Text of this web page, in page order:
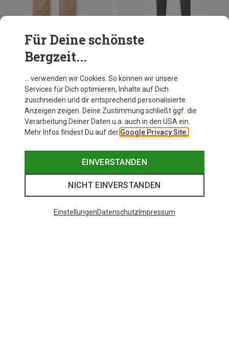
Du sparst 20%
Für Deine schönste
Bergzeit...
… verwenden wir Cookies. So können wir unsere
Services für Dich optimieren, Inhalte auf Dich
zuschneiden und dir entsprechend personalisierte
Anzeigen zeigen. Deine Zustimmung schließt ggf. die
Verarbeitung Deiner Daten u.a. auch in den USA ein.
Mehr Infos findest Du auf der Google Privacy Site.
EINVERSTANDEN
NICHT EINVERSTANDEN
EinstellungenDatenschutz Impressum